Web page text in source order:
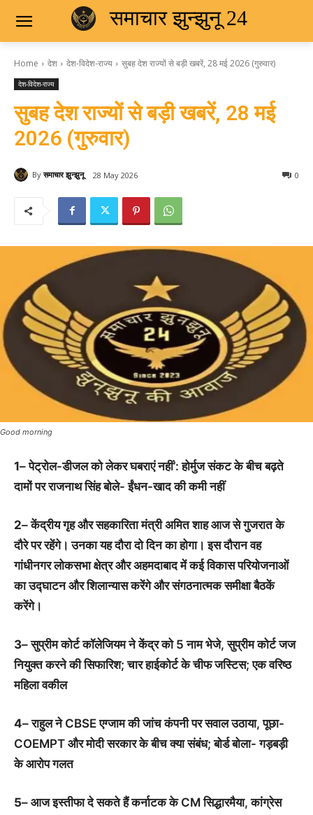
समाचार झुन्झुनू 24
Home देश देश-विदेश-राज्य सुबह देश राज्यों से बड़ी खबरें, 28 मई 2026 (गुरुवार)
देश-विदेश-राज्य
सुबह देश राज्यों से बड़ी खबरें, 28 मई
2026 (गुरुवार)
By समाचार झुन्झुनू 28 May 2026 0
Good morning
1– पेट्रोल-डीजल को लेकर घबराएं नहीं’: होर्मुज संकट के बीच बढ़ते
दामों पर राजनाथ सिंह बोले- ईंधन-खाद की कमी नहीं
2– केंद्रीय गृह और सहकारिता मंत्री अमित शाह आज से गुजरात के
दौरे पर रहेंगे। उनका यह दौरा दो दिन का होगा। इस दौरान वह
गांधीनगर लोकसभा क्षेत्र और अहमदाबाद में कई विकास परियोजनाओं
का उद्घाटन और शिलान्यास करेंगे और संगठनात्मक समीक्षा बैठकें
करेंगे।
3– सुप्रीम कोर्ट कॉलेजियम ने केंद्र को 5 नाम भेजे, सुप्रीम कोर्ट जज
नियुक्त करने की सिफारिश; चार हाईकोर्ट के चीफ जस्टिस; एक वरिष्ठ
महिला वकील
4– राहुल ने CBSE एग्जाम की जांच कंपनी पर सवाल उठाया, पूछा-
COEMPT और मोदी सरकार के बीच क्या संबंध; बोर्ड बोला- गड़बड़ी
के आरोप गलत
5– आज इस्तीफा दे सकते हैं कर्नाटक के CM सिद्धारमैया, कांग्रेस